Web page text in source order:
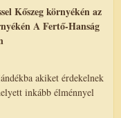
Kőszeg környékén az
A Fertő-Hanság
akiket érdekelnek
inkább élménnyel